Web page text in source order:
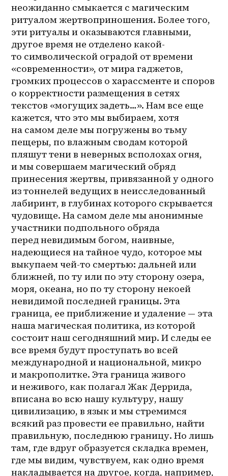
неожиданно смыкается с магическим
ритуалом жертвоприношения. Более того,
эти ритуалы и оказываются главными,
другое время не отделено какой-
то символической оградой от времени
«современности», от мира гаджетов,
громких процессов о харассменте и споров
о корректности размещения в сетях
текстов «могущих задеть…». Нам все еще
кажется, что это мы выбираем, хотя
на самом деле мы погружены во тьму
пещеры, по влажным сводам которой
пляшут тени в неверных всполохах огня,
и мы совершаем магический обряд
принесения жертвы, привязанной у одного
из тоннелей ведущих в неисследованный
лабиринт, в глубинах которого скрывается
чудовище. На самом деле мы анонимные
участники подпольного обряда
перед невидимым богом, наивные,
надеющиеся на тайное чудо, которое мы
выкупаем чей-то смертью: дальней или
ближней, по ту или по эту сторону озера,
моря, океана, но по ту сторону некоей
невидимой последней границы. Эта
граница, ее приближение и удаление — эта
наша магическая политика, из которой
состоит наш сегодняшний мир. И следы ее
все время будут проступать во всей
международной и национальной, микро
и макрополитке. Эта граница живого
и неживого, как полагал Жак Деррида,
вписана во всю нашу культуру, нашу
цивилизацию, в язык и мы стремимся
всякий раз провести ее правильно, найти
правильную, последнюю границу. Но лишь
там, где вдруг образуется складка времен,
где мы видим, чувствуем, как одно время
накладывается на другое, когда, например,